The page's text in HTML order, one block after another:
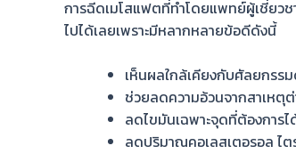
การฉีดเมโสแฟตที่ทำโดยแพทย์ผู้เชี่ยว
ไปได้เลยเพราะมีหลากหลายข้อดีดังนี้
เห็นผลใกล้เคียงกับศัลยกรร
ช่วยลดความอ้วนจากสาเหตุ
ลดไขมันเฉพาะจุดที่ต้องการไ
ลดปริมาณคอเลสเตอรอล ไต